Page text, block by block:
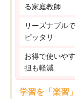
る家庭教師
リーズナブル
ピッタリ
お得で使いや
担も軽減
学習を「楽習